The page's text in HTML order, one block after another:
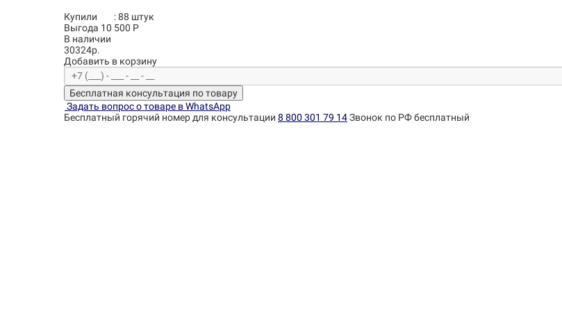
Купили :88 штук
Выгода 10 500 Р
В наличии
30324р.
Добавить в корзину
Бесплатная консультация по товару
Задать вопрос о товаре в WhatsApp
Бесплатный горячий номер для консультации 8 800 301 79 14Звонок по РФ бесплатный